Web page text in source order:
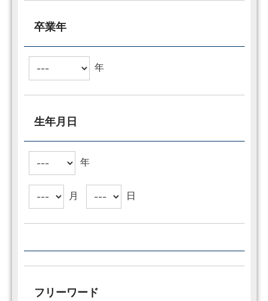
卒業年
年
生年月日
年
月 日
フリーワード